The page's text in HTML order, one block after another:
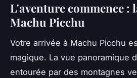
L'aventure commence :
Machu Picchu
Votre arrivée à Machu Picchu
magique. La vue panoramique
entourée par des montagnes